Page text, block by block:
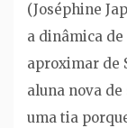
(Joséphine
a dinâmica de
aproximar de
aluna nova de
uma tia